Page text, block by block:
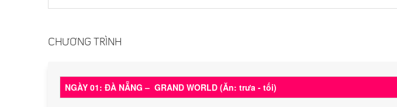
CHƯƠNG TRÌNH
NGÀY 01: ĐÀ NẴNG – GRAND WORLD (Ăn: trưa - tối)